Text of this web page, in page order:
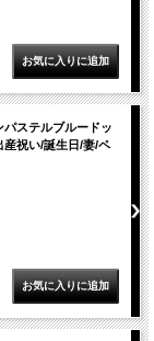
パステルブルードッ
産祝い/誕生日/妻/ペ